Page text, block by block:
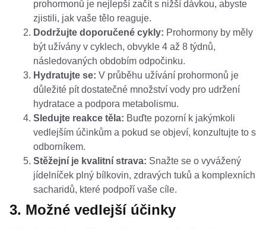
prohormonů je nejlepší začít s nižší dávkou, abyste
zjistili, jak vaše tělo reaguje.
Dodržujte doporučené cykly: Prohormony by měly
být užívány v cyklech, obvykle 4 až 8 týdnů,
následovaných obdobím odpočinku.
Hydratujte se: V průběhu užívání prohormonů je
důležité pít dostatečné množství vody pro udržení
hydratace a podpora metabolismu.
Sledujte reakce těla: Buďte pozorní k jakýmkoli
vedlejším účinkům a pokud se objeví, konzultujte to s
odborníkem.
Stěžejní je kvalitní strava: Snažte se o vyvážený
jídelníček plný bílkovin, zdravých tuků a komplexních
sacharidů, které podpoří vaše cíle.
3. Možné vedlejší účinky